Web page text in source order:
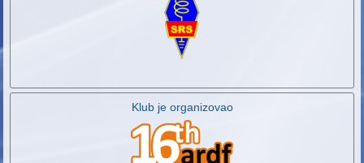
Klub je organizovao